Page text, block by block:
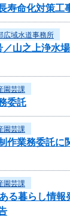
寿命化対策工
広域水道事務所
／山之上浄水
園芸課
委託
園芸課
作業務委託に
園芸課
る暮らし情報